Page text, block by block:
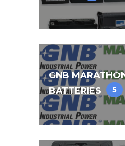
GNB
BATTERIES
5